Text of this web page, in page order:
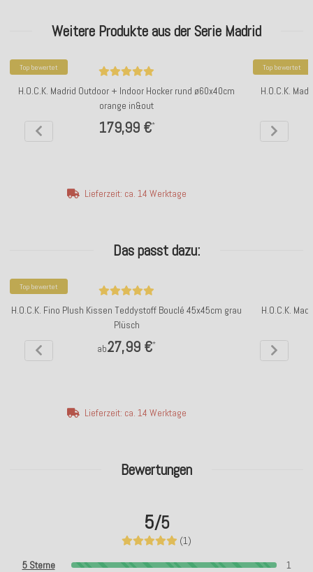
Bewertungen
5/5
(1)
5 Sterne
1
Weitere Produkte aus der Serie Madrid
Top bewertet
H.O.C.K. Madrid Outdoor + Indoor Hocker rund ø60x40cm
orange in&out
179,99 €*
Lieferzeit: ca. 14 Werktage
Top bewertet
H.O.C.K.
Das passt dazu:
Top bewertet
H.O.C.K. Fino Plush Kissen Teddystoff Bouclé 45x45cm grau
Plüsch
ab27,99 €*
Lieferzeit: ca. 14 Werktage
H.O.C.K.